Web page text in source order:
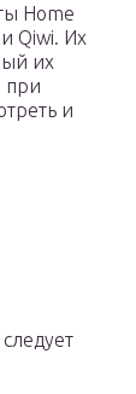
Home
Qiwi. Их
их
при
и